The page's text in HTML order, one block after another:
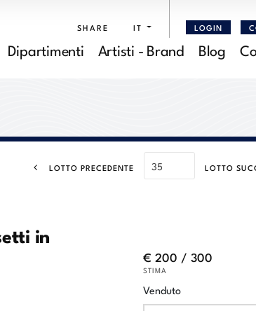
SHARE IT LOGIN
Dipartimenti Artisti - Brand Blog
LOTTO PRECEDENTE LOTTO
in
€ 200 / 300
STIMA
Venduto